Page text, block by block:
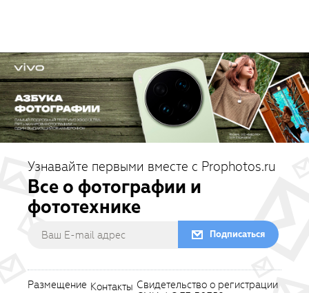
Узнавайте первыми вместе с Prophotos.ru
Все о фотографии и
фототехнике
Подписаться
Размещение Контакты Свидетельство о регистрации